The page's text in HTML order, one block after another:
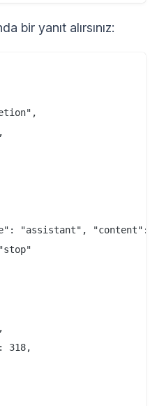
bir yanıt alırsınız:
"assistant", "content":
318,